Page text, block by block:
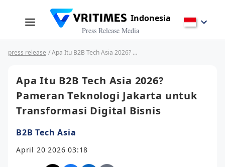
Indonesia
Press Release Media
press release / Apa Itu B2B Tech Asia 2026? Pameran Teknologi Jakarta untuk Transformasi Digital Bisnis
Apa Itu B2B Tech Asia 2026?
Pameran Teknologi Jakarta untuk
Transformasi Digital Bisnis
B2B Tech Asia
April 20 2026 03:18